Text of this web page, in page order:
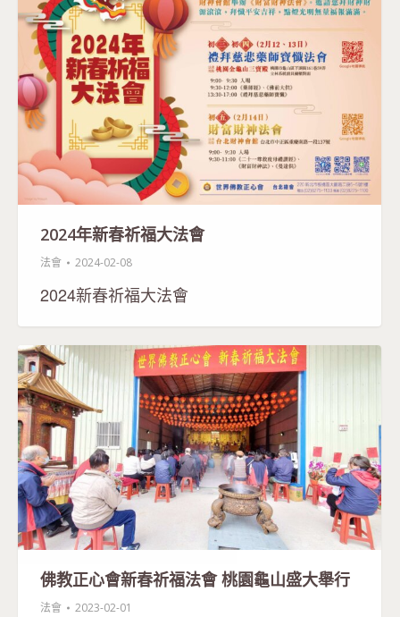
2024年新春祈福大法會
法會 2024-02-08
2024新春祈福大法會
佛教正心會新春祈福法會 桃園龜山盛大舉行
法會 2023-02-01